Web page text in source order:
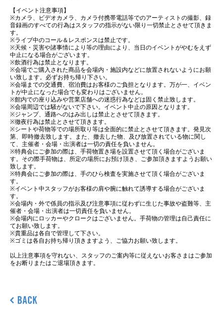
【イベント注意事項】
※カメラ、ビデオカメラ、カメラ付携帯電話等でのアーティストの撮影、録
音録画のすべての行為はスタッフの指示がない限り一切禁止とさせて頂きま
す。
※ライブ中のコール＆レスポンスは禁止です。
※天候・災害や諸事情により等の理由により、当日のイベントがやむをえず
中止になる場合がございます。
※飲酒行為は禁止となります。
※会場でご購入された商品を会場内・施設内などに放置されないようにお願
い致します。必ずお持ち帰り下さい。
※会場までの交通費、宿泊費はお客様のご負担となります。万が一、イベン
トが中止になった場合でも変わりはございません。
※館内での座り込みや営業店舗への迷惑行為などは固く禁止致します。
※会場周辺では騒がないで下さい。イベント中止の原因となります。
※ジャンプ、通路へのはみ出しは禁止とさせて頂きます。
※徹夜行為は禁止とさせて頂きます。
※シートや荷物等での場所取り等は全面的に禁止とさせて頂きます。発見次
第、即時撤去致します。また、撤去した物、及び放置されている物に関し
て、主催者・会場・出演者は一切の責任を負いません。
※特典会にご参加の際は、手荷物置き場を設置させて頂く場合がございま
す。その際手荷物は、所定の場所にお預け頂き、ご参加頂きますようお願い
致します。
※特典会にご参加の際は、手のひら検査を実施させて頂く場合がございま
す。
※イベント中スタッフがお客様の肩や腕に触れて誘導する場合がございま
す。
※会場内・外で係員の指示及び注意事項に従わずに生じた事故や盗難等、主
催者・会場・出演者は一切責任を負いません。
※会場内にロッカーやクロークはございません。手荷物の管理は自己責任に
てお願い致します。
※貴重品は各自で管理して下さい。
※ゴミは各自お持ち帰り頂きますよう、ご協力お願い致します。
以上注意事項を守れない、スタッフのご案内等に従えないお客さまはご参加
をお断りまたはご退場頂きます。